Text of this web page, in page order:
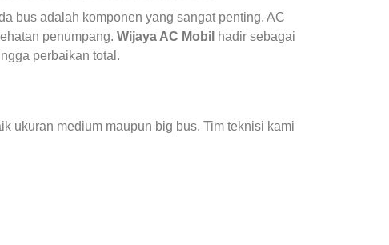
bus adalah komponen yang sangat penting. AC
penumpang. Wijaya AC Mobil hadir sebagai
perbaikan total.
ukuran medium maupun big bus. Tim teknisi kami